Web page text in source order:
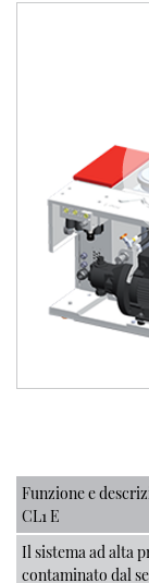
Funzione e
CL1 E
Il sistema ad alta
contaminato dal